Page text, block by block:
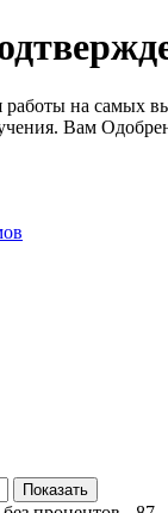
на самых
Вам
Показать